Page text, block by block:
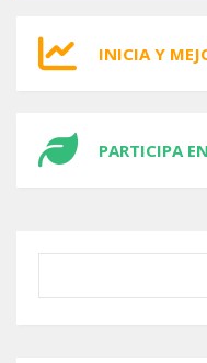
INICIA Y
PARTICIPA